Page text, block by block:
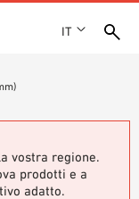
IT
vostra regione.
prodotti e a
adatto.